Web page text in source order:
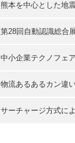
熊本を中心とした地
第28回自動認識総合
中小企業テクノフェ
物流あるあるカン違
サーチャージ方式に